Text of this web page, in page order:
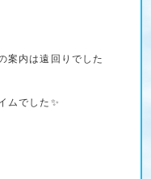
案内は遠回りでした
ムでした✨